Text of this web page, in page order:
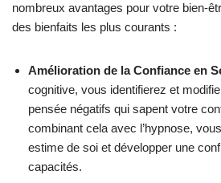
nombreux avantages pour votre bien-
des bienfaits les plus courants :
Amélioration de la Confiance en
cognitive, vous identifierez et
pensée négatifs qui sapent votre
combinant cela avec l’hypnose,
estime de soi et développer une
capacités.